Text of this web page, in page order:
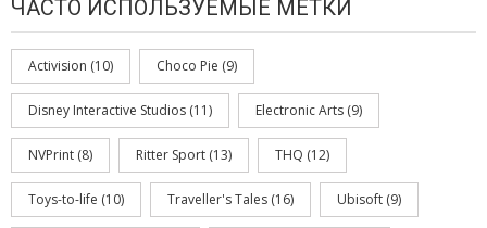
ЧАСТО ИСПОЛЬЗУЕМЫЕ МЕТКИ
Activision (10) Choco Pie (9)
Disney Interactive Studios (11) Electronic Arts (9)
NVPrint (8) Ritter Sport (13) THQ (12)
Toys-to-life (10) Traveller's Tales (16) Ubisoft (9)